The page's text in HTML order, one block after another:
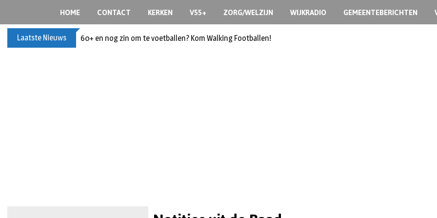
HOME CONTACT KERKEN V55+ ZORG/WELZIJN WIJKRADIO GEMEENTEBERICHTEN
Laatste Nieuws 60+ en nog zin om te voetballen? Kom Walking Footballen!